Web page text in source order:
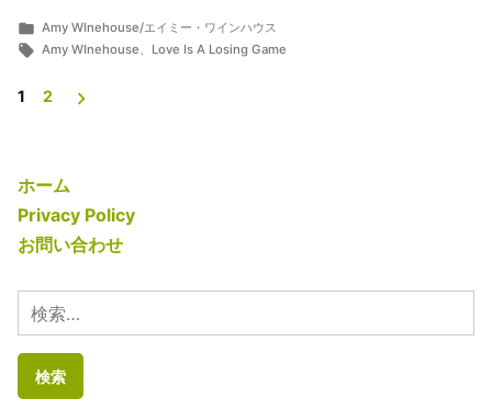
説】”
の
訳・
意
Amy
WInehouse/
エ
ミ
ー・
ワ
イ
投
者:
ら
ー
5
13,
カ
テ
リ
Amy WInehouse/エイミー・ワインハウス
タ
Amy WInehouse、 Love Is A Losing Game
投
の
ペ
ー
ジ
り
1 2
ホーム
Privacy Policy
お問い合わせ
検
索: